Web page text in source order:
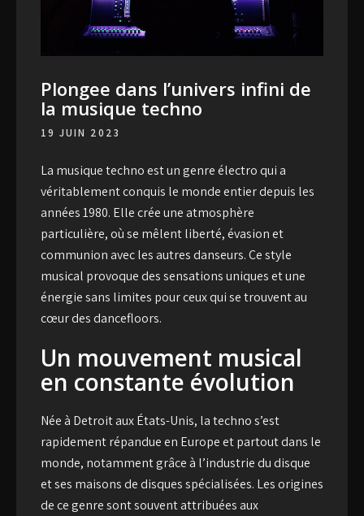
Plongee dans l’univers infini de
la musique techno
19 JUIN 2023
La musique technoest un genre électro qui a
véritablement conquis le monde entier depuis les
années 1980. Elle crée une atmosphère
particulière, où se mêlent liberté, évasion et
communion avec les autres danseurs. Ce style
musical provoque des sensations uniques et une
énergie sans limites pour ceux qui se trouvent au
cœur des dancefloors.
Un mouvement musical
en constante évolution
Née à Detroit aux États-Unis, la techno s’est
rapidement répandue en Europe et partout dans le
monde, notamment grâce à l’industrie du disque
et ses maisons de disques spécialisées. Les origines
de ce genre sont souvent attribuées aux